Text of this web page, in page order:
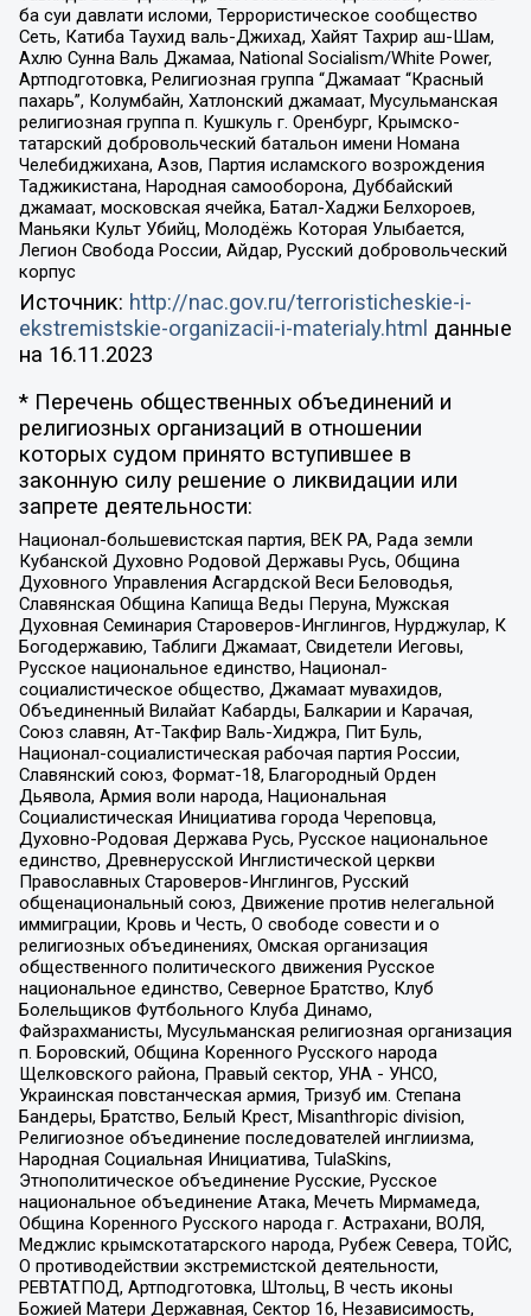
ба суи давлати исломи, Террористическое сообщество
Сеть, Катиба Таухид валь-Джихад, Хайят Тахрир аш-Шам,
Ахлю Сунна Валь Джамаа, National Socialism/White Power,
Артподготовка, Религиозная группа “Джамаат “Красный
пахарь”, Колумбайн, Хатлонский джамаат, Мусульманская
религиозная группа п. Кушкуль г. Оренбург, Крымско-
татарский добровольческий батальон имени Номана
Челебиджихана, Азов, Партия исламского возрождения
Таджикистана, Народная самооборона, Дуббайский
джамаат, московская ячейка, Батал-Хаджи Белхороев,
Маньяки Культ Убийц, Молодёжь Которая Улыбается,
Легион Свобода России, Айдар, Русский добровольческий
корпус
Источник: http://nac.gov.ru/terroristicheskie-i-
ekstremistskie-organizacii-i-materialy.html данные
на 16.11.2023
* Перечень общественных объединений и
религиозных организаций в отношении
которых судом принято вступившее в
законную силу решение о ликвидации или
запрете деятельности:
Национал-большевистская партия, ВЕК РА, Рада земли
Кубанской Духовно Родовой Державы Русь, Община
Духовного Управления Асгардской Веси Беловодья,
Славянская Община Капища Веды Перуна, Мужская
Духовная Семинария Староверов-Инглингов, Нурджулар, К
Богодержавию, Таблиги Джамаат, Свидетели Иеговы,
Русское национальное единство, Национал-
социалистическое общество, Джамаат мувахидов,
Объединенный Вилайат Кабарды, Балкарии и Карачая,
Союз славян, Ат-Такфир Валь-Хиджра, Пит Буль,
Национал-социалистическая рабочая партия России,
Славянский союз, Формат-18, Благородный Орден
Дьявола, Армия воли народа, Национальная
Социалистическая Инициатива города Череповца,
Духовно-Родовая Держава Русь, Русское национальное
единство, Древнерусской Инглистической церкви
Православных Староверов-Инглингов, Русский
общенациональный союз, Движение против нелегальной
иммиграции, Кровь и Честь, О свободе совести и о
религиозных объединениях, Омская организация
общественного политического движения Русское
национальное единство, Северное Братство, Клуб
Болельщиков Футбольного Клуба Динамо,
Файзрахманисты, Мусульманская религиозная организация
п. Боровский, Община Коренного Русского народа
Щелковского района, Правый сектор, УНА - УНСО,
Украинская повстанческая армия, Тризуб им. Степана
Бандеры, Братство, Белый Крест, Misanthropic division,
Религиозное объединение последователей инглиизма,
Народная Социальная Инициатива, TulaSkins,
Этнополитическое объединение Русские, Русское
национальное объединение Атака, Мечеть Мирмамеда,
Община Коренного Русского народа г. Астрахани, ВОЛЯ,
Меджлис крымскотатарского народа, Рубеж Севера, ТОЙС,
О противодействии экстремистской деятельности,
РЕВТАТПОД, Артподготовка, Штольц, В честь иконы
Божией Матери Державная, Сектор 16, Независимость,